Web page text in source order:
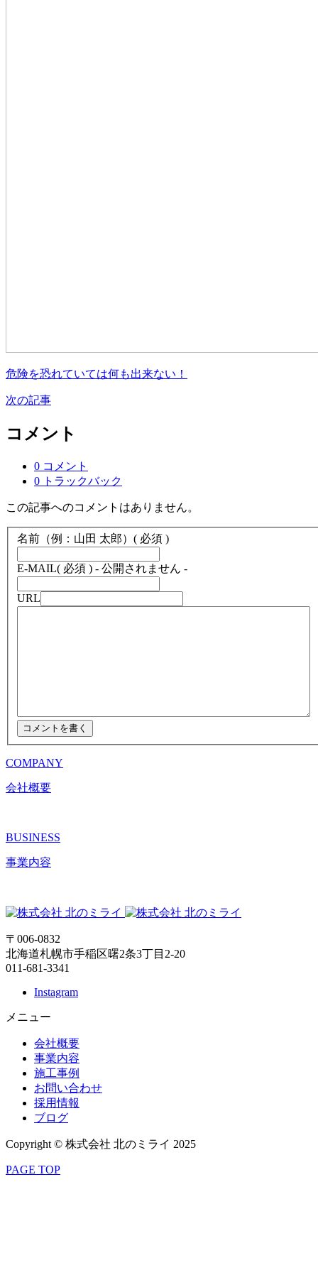
危険を恐れていては何も出来ない！
次の記事
コメント
0 コメント
0 トラックバック
この記事へのコメントはありません。
名前（例：山田 太郎） ( 必須 )
E-MAIL( 必須 ) - 公開されません -
URL
COMPANY
会社概要
BUSINESS
事業内容
〒006-0832
北海道札幌市手稲区曙2条3丁目2-20
011-681-3341
Instagram
メニュー
会社概要
事業内容
施工事例
お問い合わせ
採用情報
ブログ
Copyright © 株式会社 北のミライ 2025
PAGE TOP